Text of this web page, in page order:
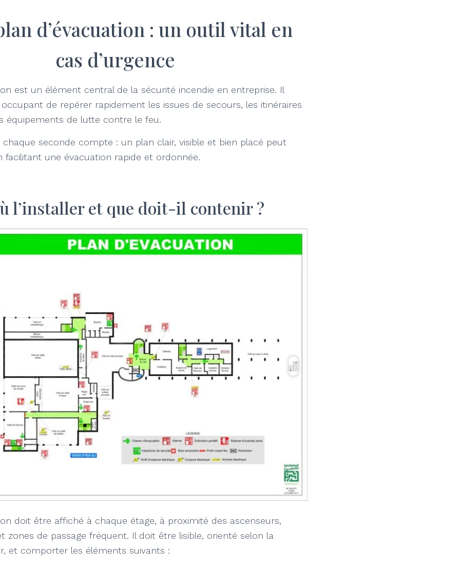
d’évacuation : un outil vital en
cas d’urgence
est un élément central de la sécurité incendie en entreprise. Il
de repérer rapidement les issues de secours, les itinéraires
équipements de lutte contre le feu.
chaque seconde compte : un plan clair, visible et bien placé peut
facilitant une évacuation rapide et ordonnée.
l’installer et que doit-il contenir ?
doit être affiché à chaque étage, à proximité des ascenseurs,
zones de passage fréquent. Il doit être lisible, orienté selon la
et comporter les éléments suivants :